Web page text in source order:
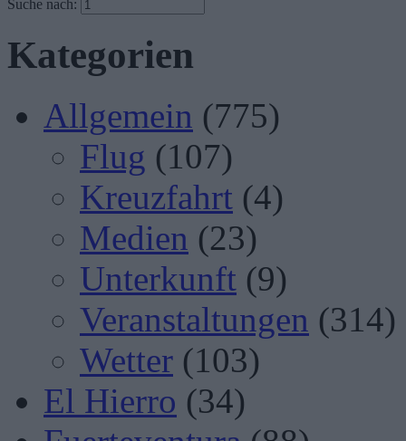
Suche nach:
Kategorien
Allgemein (775)
Flug (107)
Kreuzfahrt (4)
Medien (23)
Unterkunft (9)
Veranstaltungen (314)
Wetter (103)
El Hierro (34)